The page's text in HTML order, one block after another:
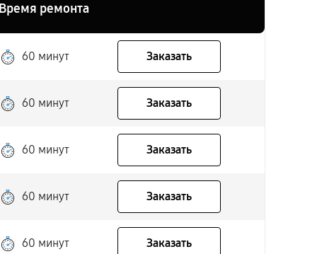
ремонта
60 минут Заказать
60 минут Заказать
60 минут Заказать
60 минут Заказать
60 минут Заказать